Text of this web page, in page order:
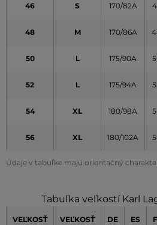
Údaje v tabuľke majú orientačný
46 S 170/82A
48 M 170/86A
50 L 175/90A
52 L 175/94A
54 XL 180/98A
56 XL 180/102A
Tabuľka veľkostí Karl
VEĽKOSŤ
VEĽKOSŤ DE ES